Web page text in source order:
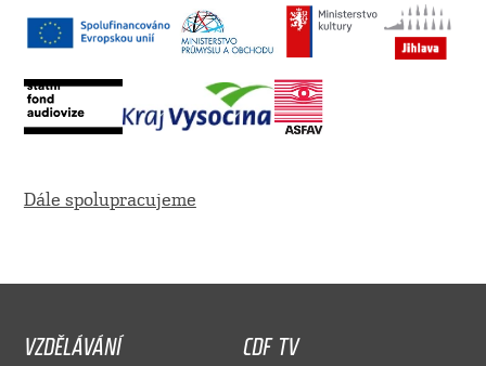
Dále spolupracujeme
VZDĚLÁVÁNÍ
CDF TV